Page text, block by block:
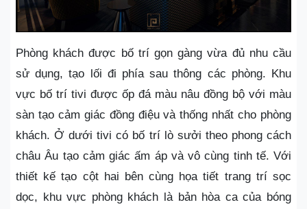
Phòng khách được bố trí gọn gàng vừa đủ nhu cầu
sử dụng, tạo lối đi phía sau thông các phòng. Khu
vực bố trí tivi được ốp đá màu nâu đồng bộ với màu
sàn tạo cảm giác đồng điệu và thống nhất cho phòng
khách. Ở dưới tivi có bố trí lò sưởi theo phong cách
châu Âu tạo cảm giác ấm áp và vô cùng tinh tế. Với
thiết kế tạo cột hai bên cùng họa tiết trang trí sọc
dọc, khu vực phòng khách là bản hòa ca của bóng